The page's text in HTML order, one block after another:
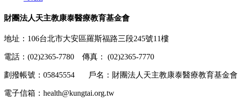
財團法人天主教康泰醫療教育基金會
地址：106台北市大安區羅斯福路三段245號11樓
電話：(02)2365-7780 傳真： (02)2365-7770
劃撥帳號：05845554 戶名：財團法人天主教康泰醫療教育基金會
電子信箱：health@kungtai.org.tw